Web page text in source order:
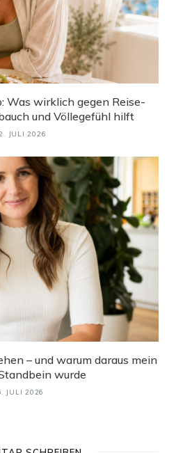
Was wirklich gegen Reise-
und Völlegefühl hilft
JULI 2026
– und warum daraus mein
wurde
JULI 2026